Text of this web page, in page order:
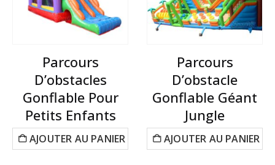
Parcours
D’obstacles
Gonflable Pour
Petits Enfants
AJOUTER AU PANIER
Parcours
D’obstacle
Gonflable Géant
Jungle
AJOUTER AU PANIER